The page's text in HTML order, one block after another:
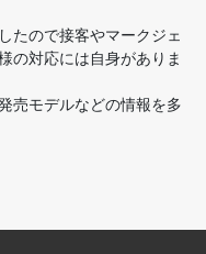
たので接客やマークジェ
の対応には自身がありま
売モデルなどの情報を多